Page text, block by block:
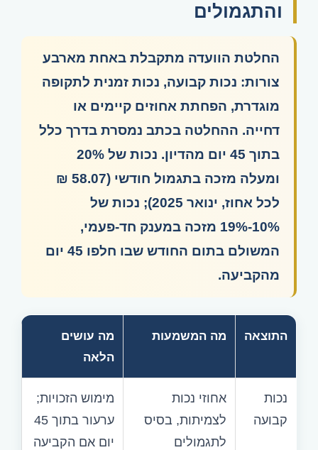
והתגמולים
החלטת הוועדה מתקבלת באחת מארבע
צורות: נכות קבועה, נכות זמנית לתקופה
מוגדרת, הפחתת אחוזים קיימים או
דחייה. ההחלטה בכתב נמסרת בדרך כלל
בתוך 45 יום מהדיון. נכות של 20%
ומעלה מזכה בתגמול חודשי (58.07 ₪
לכל אחוז, ינואר 2025); נכות של
19%-10% מזכה במענק חד-פעמי,
המשולם בתום החודש שבו חלפו 45 יום
מהקביעה.
התוצאה מה המשמעות
מה עושים
הלאה
נכות
קבועה
אחוזי נכות
לצמיתות, בסיס
לתגמולים
מימוש הזכויות;
ערעור בתוך 45
יום אם הקביעה